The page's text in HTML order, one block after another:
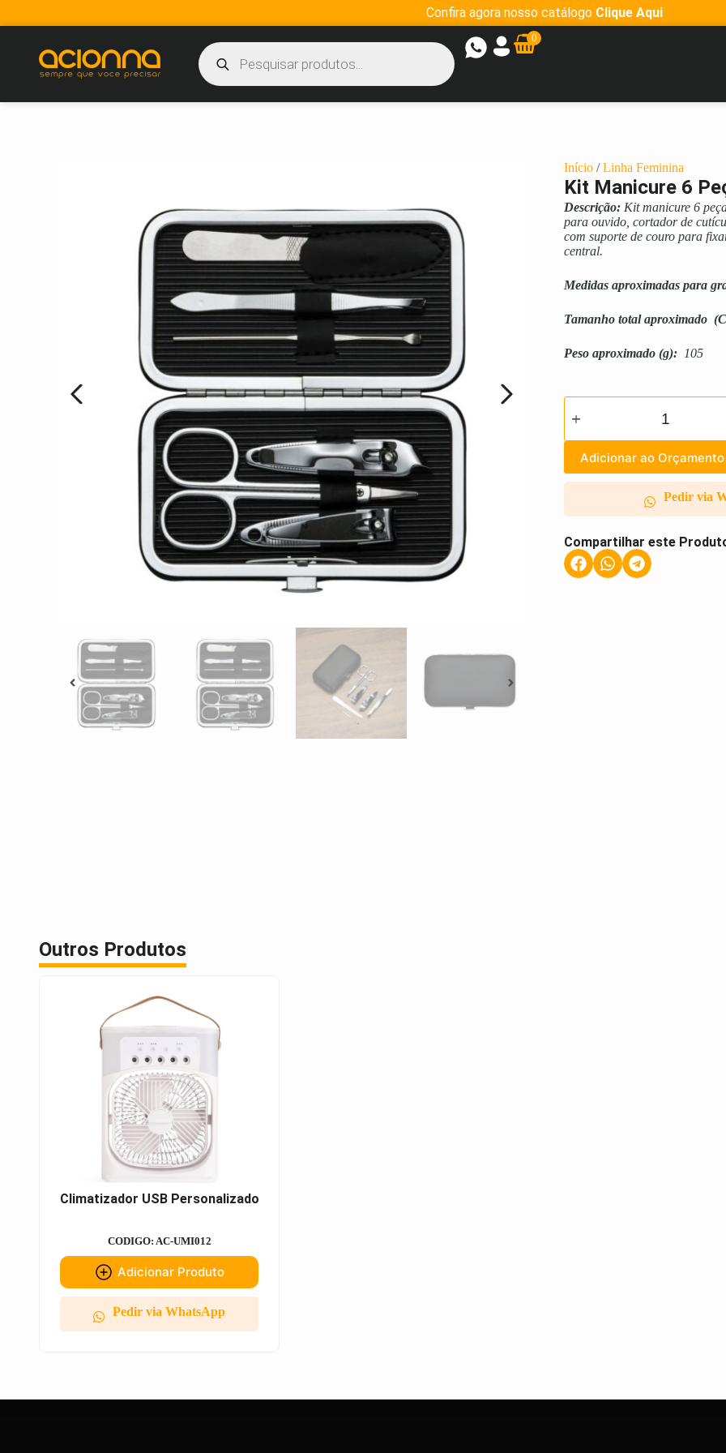
Confira agora nosso catálogo Clique Aqui
0
Início /Linha Feminina
Kit Manicure 6
Descrição: Kit manicure 6
para ouvido, cortador de
com suporte de couro para
central.
Medidas aproximadas para
Tamanho total aproximado
Peso aproximado (g): 105
Adicionar ao Orçamento
Pedir via
Compartilhar este
Outros Produtos
Climatizador USB Personalizado
CODIGO: AC-UMI012
Adicionar Produto
Pedir via WhatsApp